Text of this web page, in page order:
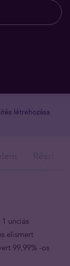
létrehozása
unciás
elismert
99,99% -os